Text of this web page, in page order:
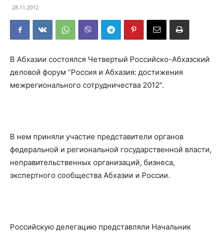
28.11.2012
В Абхазии состоялся Четвертый Российско-Абхазский
деловой форум “Россия и Абхазия: достижения
межрегионального сотрудничества 2012”.
В нем приняли участие представители органов
федеральной и региональной государственной власти,
неправительственных организаций, бизнеса,
экспертного сообщества Абхазии и России.
Российскую делегацию представляли Начальник